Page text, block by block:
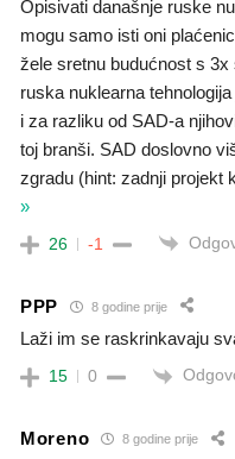
Opisivati današnje ruske
mogu samo isti oni
žele sretnu budućnost s
ruska nuklearna
i za razliku od SAD-a
toj branši. SAD doslovno
zgradu (hint: zadnji projekt
»
26 -1
PPP 8 godine prije
Laži im se raskrinkavaju
15 0
Moreno 8 godine prije